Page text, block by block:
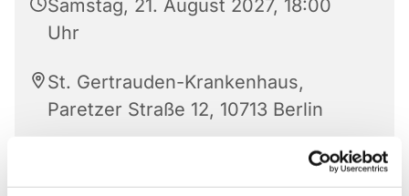
Samstag, 21. August 2027, 18:00
Uhr
St. Gertrauden-Krankenhaus,
Paretzer Straße 12, 10713 Berlin